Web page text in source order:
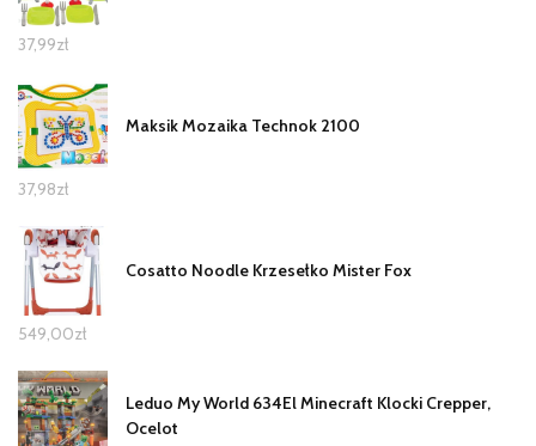
37,99zł
Maksik Mozaika Technok 2100
37,98zł
Cosatto Noodle Krzesełko Mister Fox
549,00zł
Leduo My World 634El Minecraft Klocki Crepper,
Ocelot